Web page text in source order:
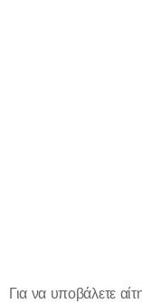
Για να υποβάλετε